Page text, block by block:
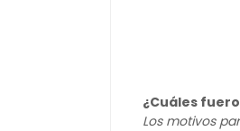
¿Cuáles
Los motivos